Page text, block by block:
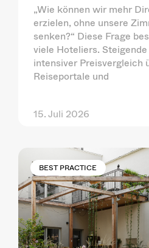
„Wie können wir mehr
erzielen, ohne unsere
senken?“ Diese Frage
viele Hoteliers.
intensiver Preisvergleich
Reiseportale und
15. Juli 2026
BEST PRACTICE